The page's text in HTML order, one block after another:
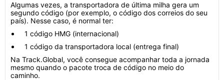
Algumas vezes, a transportadora de última milha gera um
segundo código (por exemplo, o código dos correios do seu
país). Nesse caso, é normal ter:
1 código HMG (internacional)
1 código da transportadora local (entrega final)
Na Track.Global, você consegue acompanhar toda a jornada
mesmo quando o pacote troca de código no meio do
caminho.